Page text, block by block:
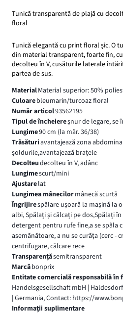
Tunică transparentă de plajă cu
floral
Tunică elegantă cu print floral șic. O
din material transparent, foarte fin,
decolteu în V, cusăturile laterale
partea de sus.
MaterialMaterial superior: 50%
Culoarebleumarin/turcoaz floral
Număr articol93562195
Tipul de încheiereşnur de legare, se
Lungime90 cm (la măr. 36/38)
Trăsăturiavantajează zona
şoldurile,avantajează braţele
Decolteudecolteu în V, adânc
Lungimescurt/mini
Ajustarelat
Lungimea mânecilormânecă scurtă
Îngrijirespălare ușoară la mașină la
albi, Spălați și călcați pe dos,Spălați
detergent pentru rufe fine,a se spăla
asemănătoare, a nu se curăţa (cerc -
centrifugare, călcare rece
Transparențăsemitransparent
Marcăbonprix
Entitate comercială responsabilă în
Handelsgesellschaft mbH |
| Germania, Contact: https://
Informaţii suplimentare